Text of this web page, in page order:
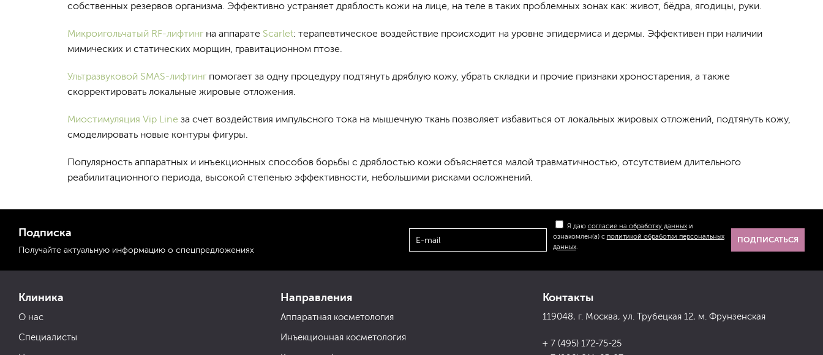
собственных резервов организма. Эффективно устраняет дряблость кожи на лице, на теле в таких проблемных зонах как: живот, бёдра, ягодицы, руки.
Микроигольчатый RF-лифтинг на аппарате Scarlet: терапевтическое воздействие происходит на уровне эпидермиса и дермы. Эффективен при наличии
мимических и статических морщин, гравитационном птозе.
Ультразвуковой SMAS-лифтинг помогает за одну процедуру подтянуть дряблую кожу, убрать складки и прочие признаки хроностарения, а также
скорректировать локальные жировые отложения.
Миостимуляция Vip Line за счет воздействия импульсного тока на мышечную ткань позволяет избавиться от локальных жировых отложений, подтянуть кожу,
смоделировать новые контуры фигуры.
Популярность аппаратных и инъекционных способов борьбы с дряблостью кожи объясняется малой травматичностью, отсутствием длительного
реабилитационного периода, высокой степенью эффективности, небольшими рисками осложнений.
Клиника
О нас
Специалисты
Направления
Аппаратная косметология
Инъекционная косметология
Контакты
119048, г. Москва, ул. Трубецкая 12, м. Фрунзенская
+ 7 (495) 172-75-25
Подписка
Получайте актуальную информацию о спецпредложениях
Я даю согласие на обработку данныхи
ознакомлен(а) с политикой обработки персональных
данных.
ПОДПИСАТЬСЯ